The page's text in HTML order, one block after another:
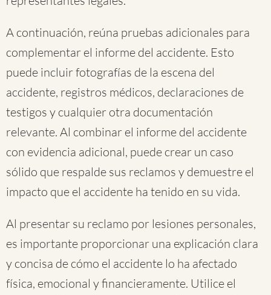
A continuación, reúna pruebas adicionales para
complementar el informe del accidente. Esto
puede incluir fotografías de la escena del
accidente, registros médicos, declaraciones de
testigos y cualquier otra documentación
relevante. Al combinar el informe del accidente
con evidencia adicional, puede crear un caso
sólido que respalde sus reclamos y demuestre el
impacto que el accidente ha tenido en su vida.
Al presentar su reclamo por lesiones personales,
es importante proporcionar una explicación clara
y concisa de cómo el accidente lo ha afectado
física, emocional y financieramente. Utilice el